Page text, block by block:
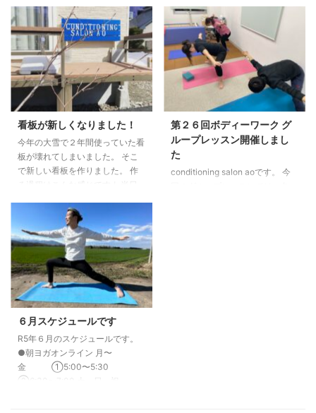
たくさん動いてもらいました。
今年も一年よろしくお願いしま
す。 大本一徳
５月28日 「内容未定」 ○ヨガ
グループワーク（火曜日） 5月19
日（担当：大本一徳） 「テーマ
未定」 5月26日（担当：松澤もな
み） 「テーマ 未定」 →予約す
る ○勉強会（木曜日） 5月7日
「胸郭の評価・治療」 5月21
体・パーソナルレッ ...
看板が新しくなりました！
今年の大雪で２年間使っていた看
板が壊れてしまいました。 そこ
で新しい看板を作りました。 作
看板よりもシンプルに完成しまし
た。 新しい看板になった
conditioning salon aoもよろしく
お願いいたします。 大本一徳
第２６回ボディーワーク グ
ループレッスン開催しまし
た
conditioning salon aoです。 今
６月スケジュールです
R5年６月のスケジュールです。
●朝ヨガオンライン 月〜
金 ①5:00〜5:30
②6:30〜7:00 土・日・祝